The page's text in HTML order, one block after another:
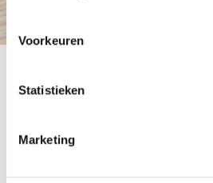
Voorkeuren
Statistieken
Marketing
Product
Designer